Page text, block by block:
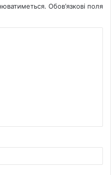
Обов’язкові поля